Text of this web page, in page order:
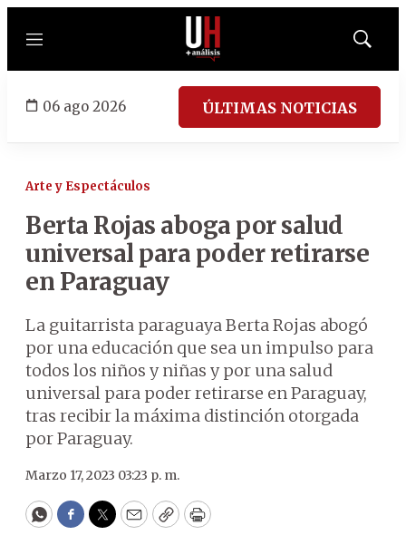
Menú
Mostrar
06 ago 2026 ÚLTIMAS NOTICIAS
Arte y Espectáculos
Berta Rojas aboga por salud
universal para poder retirarse
en Paraguay
La guitarrista paraguaya Berta Rojas abogó
por una educación que sea un impulso para
todos los niños y niñas y por una salud
universal para poder retirarse en Paraguay,
tras recibir la máxima distinción otorgada
por Paraguay.
Marzo 17, 2023 03:23 p. m.
WhatsApp
Facebook
Twitter
EmailCopyPrint